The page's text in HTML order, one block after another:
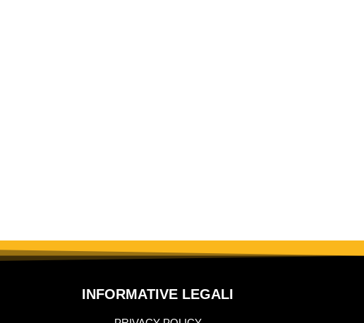
INFORMATIVE LEGALI